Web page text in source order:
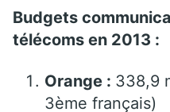
Budgets
télécoms en 2013 :
Orange : 338,9
3ème français)